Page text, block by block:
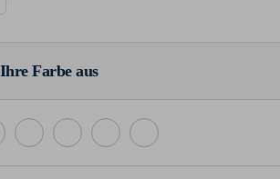
Farbe aus